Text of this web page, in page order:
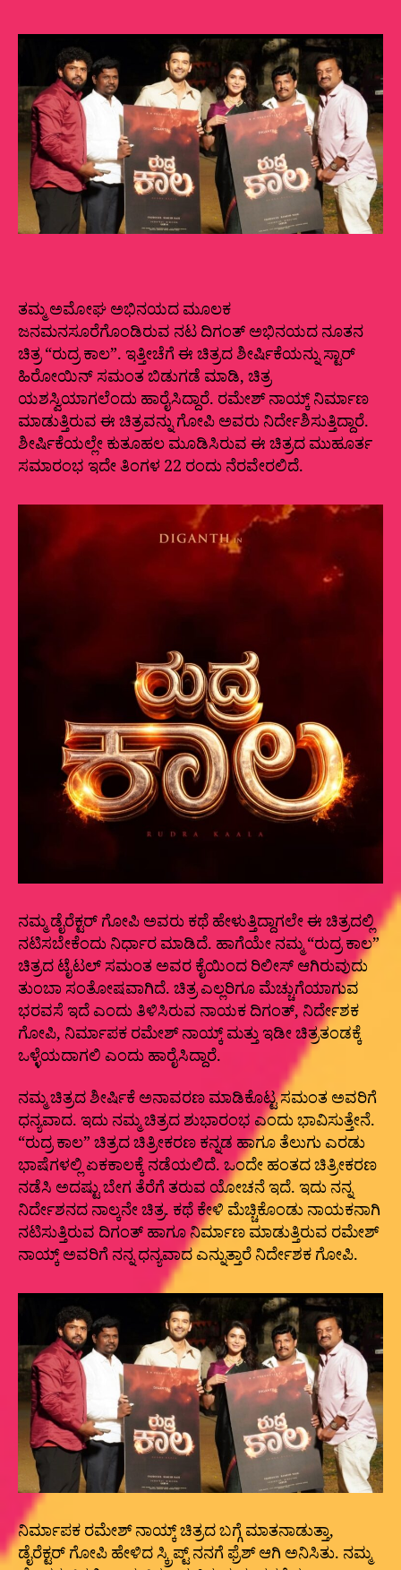
ಚಿತ್ರಕ್ಕೆ
ದಿಗಂತ್
ಹೀರೋ
‌‌‌:
ಶೀರ್ಷಿಕೆ
ಅನಾವರಣ
ಮಾಡಿದ
ಸಮಂತ
ತಮ್ಮ ಅಮೋಘ ಅಭಿನಯದ ಮೂಲಕ
ಜನಮನಸೂರೆಗೊಂಡಿರುವ ನಟ ದಿಗಂತ್ ಅಭಿನಯದ ನೂತನ
ಚಿತ್ರ “ರುದ್ರ ಕಾಲ”. ಇತ್ತೀಚೆಗೆ ಈ ಚಿತ್ರದ ಶೀರ್ಷಿಕೆಯನ್ನು ಸ್ಟಾರ್
ಹಿರೋಯಿನ್ ಸಮಂತ ಬಿಡುಗಡೆ ಮಾಡಿ, ಚಿತ್ರ
ಯಶಸ್ವಿಯಾಗಲೆಂದು ಹಾರೈಸಿದ್ದಾರೆ. ರಮೇಶ್ ನಾಯ್ಕ್ ನಿರ್ಮಾಣ
ಮಾಡುತ್ತಿರುವ ಈ ಚಿತ್ರವನ್ನು ಗೋಪಿ ಅವರು ನಿರ್ದೇಶಿಸುತ್ತಿದ್ದಾರೆ.
ಶೀರ್ಷಿಕೆಯಲ್ಲೇ ಕುತೂಹಲ ಮೂಡಿಸಿರುವ ಈ ಚಿತ್ರದ ಮುಹೂರ್ತ
ಸಮಾರಂಭ ಇದೇ ತಿಂಗಳ 22 ರಂದು ನೆರವೇರಲಿದೆ.
ನಮ್ಮ ಡೈರೆಕ್ಟರ್ ಗೋಪಿ ಅವರು ಕಥೆ ಹೇಳುತ್ತಿದ್ದಾಗಲೇ ಈ ಚಿತ್ರದಲ್ಲಿ
ನಟಿಸಬೇಕೆಂದು ನಿರ್ಧಾರ ಮಾಡಿದೆ. ಹಾಗೆಯೇ ನಮ್ಮ “ರುದ್ರ ಕಾಲ”
ಚಿತ್ರದ ಟೈಟಲ್ ಸಮಂತ ಅವರ ಕೈಯಿಂದ ರಿಲೀಸ್ ಆಗಿರುವುದು
ತುಂಬಾ ಸಂತೋಷವಾಗಿದೆ. ಚಿತ್ರ ಎಲ್ಲರಿಗೂ ಮೆಚ್ಚುಗೆಯಾಗುವ
ಭರವಸೆ ಇದೆ ಎಂದು ತಿಳಿಸಿರುವ‌ ನಾಯಕ ದಿಗಂತ್, ನಿರ್ದೇಶಕ
ಗೋಪಿ, ನಿರ್ಮಾಪಕ ರಮೇಶ್ ನಾಯ್ಕ್ ಮತ್ತು ಇಡೀ ಚಿತ್ರತಂಡಕ್ಕೆ
ಒಳ್ಳೆಯದಾಗಲಿ ಎಂದು ಹಾರೈಸಿದ್ದಾರೆ.
ನಮ್ಮ ಚಿತ್ರದ ಶೀರ್ಷಿಕೆ ಅನಾವರಣ ಮಾಡಿಕೊಟ್ಟ ಸಮಂತ ಅವರಿಗೆ
ಧನ್ಯವಾದ. ಇದು ನಮ್ಮ ಚಿತ್ರದ ಶುಭಾರಂಭ ಎಂದು ಭಾವಿಸುತ್ತೇನೆ.
“ರುದ್ರ ಕಾಲ” ಚಿತ್ರದ ಚಿತ್ರೀಕರಣ ಕನ್ನಡ ಹಾಗೂ ತೆಲುಗು ಎರಡು
ಭಾಷೆಗಳಲ್ಲಿ ಏಕಕಾಲಕ್ಕೆ ನಡೆಯಲಿದೆ. ಒಂದೇ ಹಂತದ ಚಿತ್ರೀಕರಣ
ನಡೆಸಿ‌ ಅದಷ್ಟು ಬೇಗ ತೆರೆಗೆ ತರುವ ಯೋಚನೆ ಇದೆ. ಇದು ನನ್ನ
ನಿರ್ದೇಶನದ ನಾಲ್ಕನೇ ಚಿತ್ರ. ಕಥೆ ಕೇಳಿ ಮೆಚ್ಚಿಕೊಂಡು ನಾಯಕನಾಗಿ
ನಟಿಸುತ್ತಿರುವ ದಿಗಂತ್ ಹಾಗೂ ನಿರ್ಮಾಣ ಮಾಡುತ್ತಿರುವ ರಮೇಶ್
ನಾಯ್ಕ್ ಅವರಿಗೆ ನನ್ನ ಧನ್ಯವಾದ ಎನ್ನುತ್ತಾರೆ ನಿರ್ದೇಶಕ ಗೋಪಿ.
ನಿರ್ಮಾಪಕ ರಮೇಶ್ ನಾಯ್ಕ್ ಚಿತ್ರದ ಬಗ್ಗೆ ಮಾತನಾಡುತ್ತಾ,
ಡೈರೆಕ್ಟರ್ ಗೋಪಿ ಹೇಳಿದ ಸ್ಕ್ರಿಪ್ಟ್ ನನಗೆ ಫ್ರೆಶ್ ಆಗಿ ಅನಿಸಿತು. ನಮ್ಮ